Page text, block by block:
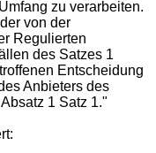
zu verarbeiten.
von der
Regulierten
des Satzes 1
Entscheidung
Anbieters des
1 Satz 1."